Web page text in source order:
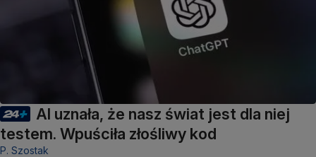
AI uznała, że nasz świat jest dla niej
testem. Wpuściła złośliwy kod
P. Szostak